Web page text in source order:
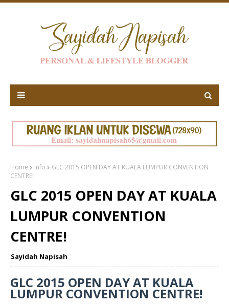
Home info
GLC 2015 OPEN DAY AT KUALA LUMPUR CONVENTION
CENTRE!
GLC 2015 OPEN DAY AT KUALA
LUMPUR CONVENTION
CENTRE!
Sayidah Napisah
GLC 2015 OPEN DAY AT KUALA
LUMPUR CONVENTION CENTRE!